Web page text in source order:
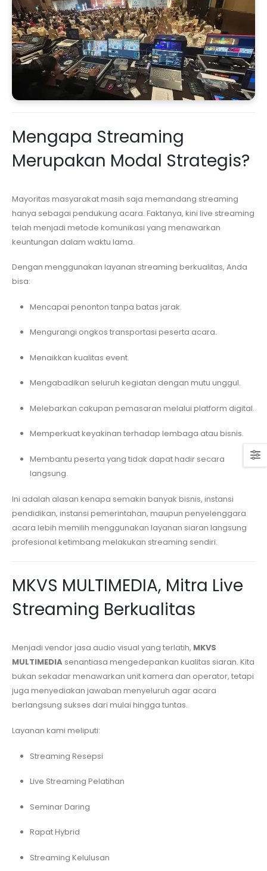
Mengapa Streaming
Merupakan Modal Strategis?
Mayoritas masyarakat masih saja memandang streaming
hanya sebagai pendukung acara. Faktanya, kini live streaming
telah menjadi metode komunikasi yang menawarkan
keuntungan dalam waktu lama.
Dengan menggunakan layanan streaming berkualitas, Anda
bisa:
Mencapai penonton tanpa batas jarak.
Mengurangi ongkos transportasi peserta acara.
Menaikkan kualitas event.
Mengabadikan seluruh kegiatan dengan mutu unggul.
Melebarkan cakupan pemasaran melalui platform digital.
Memperkuat keyakinan terhadap lembaga atau bisnis.
Membantu peserta yang tidak dapat hadir secara
langsung.
Ini adalah alasan kenapa semakin banyak bisnis, instansi
pendidikan, instansi pemerintahan, maupun penyelenggara
acara lebih memilih menggunakan layanan siaran langsung
profesional ketimbang melakukan streaming sendiri.
MKVS MULTIMEDIA, Mitra Live
Streaming Berkualitas
Menjadi vendor jasa audio visual yang terlatih, MKVS
MULTIMEDIA senantiasa mengedepankan kualitas siaran. Kita
bukan sekadar menawarkan unit kamera dan operator, tetapi
juga menyediakan jawaban menyeluruh agar acara
berlangsung sukses dari mulai hingga tuntas.
Layanan kami meliputi:
Streaming Resepsi
Live Streaming Pelatihan
Seminar Daring
Rapat Hybrid
Streaming Kelulusan